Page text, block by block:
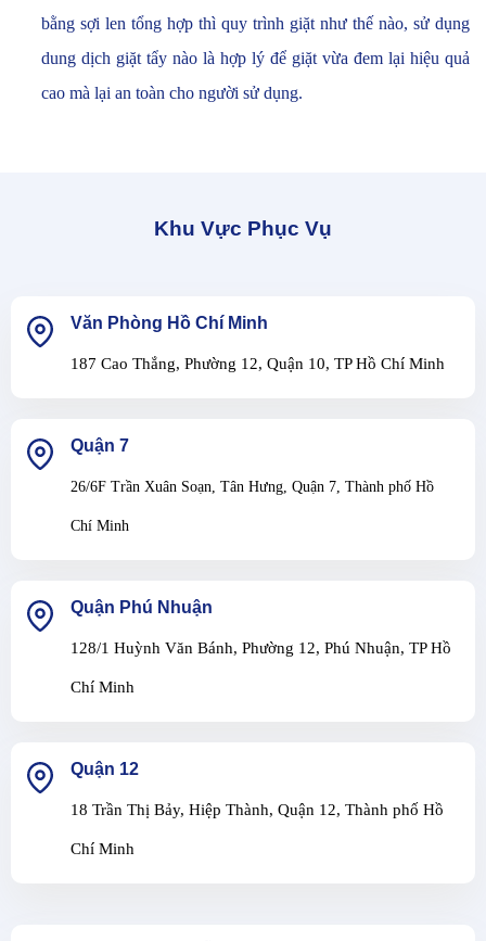
bằng sợi len tổng hợp thì quy trình giặt như thế nào, sử dụng
dung dịch giặt tẩy nào là hợp lý để giặt vừa đem lại hiệu quả
cao mà lại an toàn cho người sử dụng.
Khu Vực Phục Vụ
Văn Phòng Hồ Chí Minh
187 Cao Thắng, Phường 12, Quận 10, TP Hồ Chí Minh
Quận 7
26/6F Trần Xuân Soạn, Tân Hưng, Quận 7, Thành phố Hồ
Chí Minh
Quận Phú Nhuận
128/1 Huỳnh Văn Bánh, Phường 12, Phú Nhuận, TP Hồ
Chí Minh
Quận 12
18 Trần Thị Bảy, Hiệp Thành, Quận 12, Thành phố Hồ
Chí Minh